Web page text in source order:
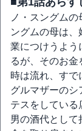
ノ・スングム
ングムの母は
業につけうよう
るが、そのお金
時は流れ、すで
グルマザーのシ
テスをしてい
男の酒代として